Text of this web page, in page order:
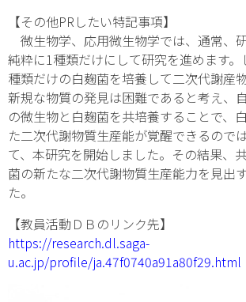
【その他PRしたい特記事項】
微生物学、応用微生物学では、通常、
純粋に1種類だけにして研究を進めます。
種類だけの白麹菌を培養して二次代謝産
新規な物質の発見は困難であると考え、
の微生物と白麹菌を共培養することで、
た二次代謝物質生産能が覚醒できるので
て、本研究を開始しました。その結果、
菌の新たな二次代謝物質生産能力を見出
た。
【教員活動ＤＢのリンク先】
https://research.dl.saga-
u.ac.jp/profile/ja.47f0740a91a80f29.html